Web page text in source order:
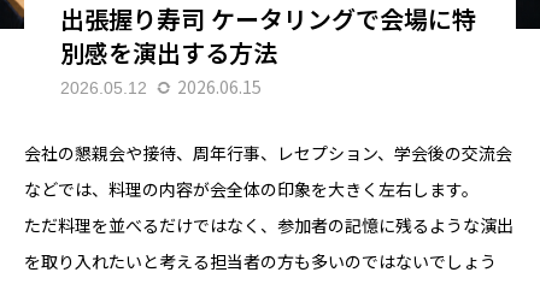
出張握り寿司 ケータリングで会場に特
別感を演出する方法
2026.05.12 2026.06.15
会社の懇親会や接待、周年行事、レセプション、学会後の交流会
などでは、料理の内容が会全体の印象を大きく左右します。
ただ料理を並べるだけではなく、参加者の記憶に残るような演出
を取り入れたいと考える担当者の方も多いのではないでしょう